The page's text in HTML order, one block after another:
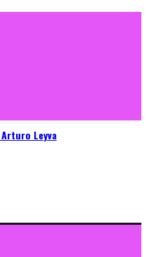
Arturo Leyva